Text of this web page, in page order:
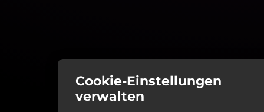
Cookie-Einstellungen
verwalten